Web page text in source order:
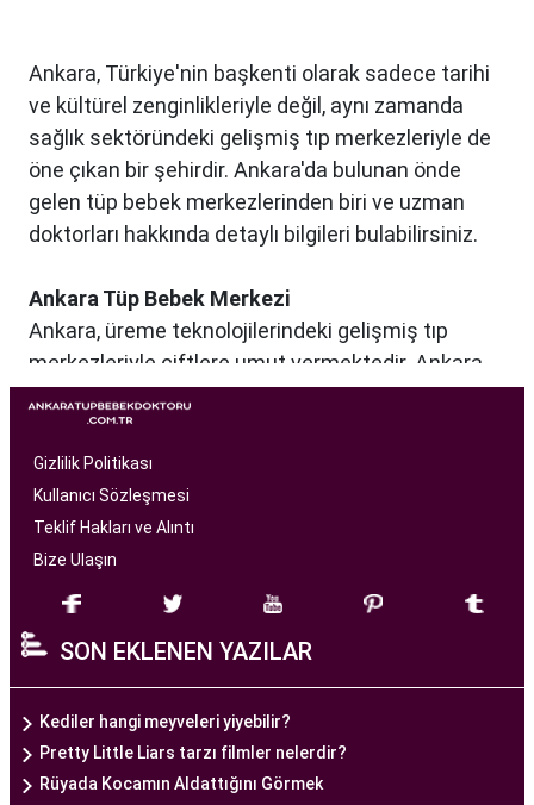
Ankara, Türkiye'nin başkenti olarak sadece tarihi
ve kültürel zenginlikleriyle değil, aynı zamanda
sağlık sektöründeki gelişmiş tıp merkezleriyle de
öne çıkan bir şehirdir. Ankara'da bulunan önde
gelen tüp bebek merkezlerinden biri ve uzman
doktorları hakkında detaylı bilgileri bulabilirsiniz.
Ankara Tüp Bebek Merkezi
Ankara, üreme teknolojilerindeki gelişmiş tıp
merkezleriyle çiftlere umut vermektedir. Ankara
Tüp Bebek Merkezi, kısırlık sorunu yaşayan
çiftlere profesyonel ve bireysel bir yaklaşımla
hizmet sunan bir sağlık kuruluşudur. Modern
tıbbın son teknolojilerini kullanarak, çiftlere
başarılı tüp bebek tedavileri sunmayı amaçlar.
bir ekip tarafından yönetilmektedir. Burada görev
alan tıp profesyonelleri, çiftlere kişiselleştirilmiş
tedavi planları sunarak, her çiftin özel durumunu
dikkate alır. Ayrıca, merkezde kullanılan teknoloji
ve ekipmanlar, tedavi sürecini daha etkili ve
güvenli hale getirir.
Gizlilik Politikası
Kullanıcı Sözleşmesi
Teklif Hakları ve Alıntı
Bize Ulaşın
SON EKLENEN YAZILAR
Kediler hangi meyveleri yiyebilir?
Pretty Little Liars tarzı filmler nelerdir?
Rüyada Kocamın Aldattığını Görmek